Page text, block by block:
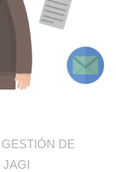
GESTIÓN DE
JAGI